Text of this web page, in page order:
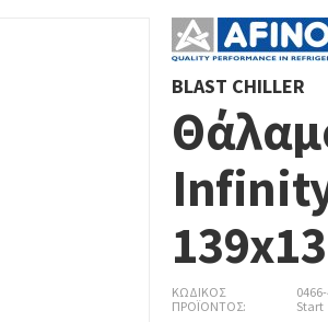
BLAST CHILLER
ΚΩΔΙΚΟΣ
ΠΡΟΪΟΝΤΟΣ
Start